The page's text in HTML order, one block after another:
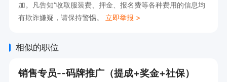
加。凡告知“收取服装费、押金、报名费等各种费用的信息均
有欺诈嫌疑，请保持警惕。 立即举报 >
相似的职位
销售专员--码牌推广（提成+奖金+社保）